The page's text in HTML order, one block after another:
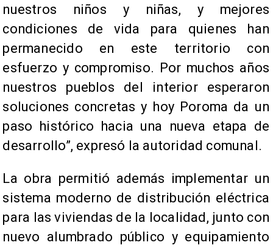
nuestros niños y niñas, y mejores
condiciones de vida para quienes han
permanecido en este territorio con
esfuerzo y compromiso. Por muchos años
nuestros pueblos del interior esperaron
soluciones concretas y hoy Poroma da un
paso histórico hacia una nueva etapa de
desarrollo”, expresó la autoridad comunal.
La obra permitió además implementar un
sistema moderno de distribución eléctrica
para las viviendas de la localidad, junto con
nuevo alumbrado público y equipamiento